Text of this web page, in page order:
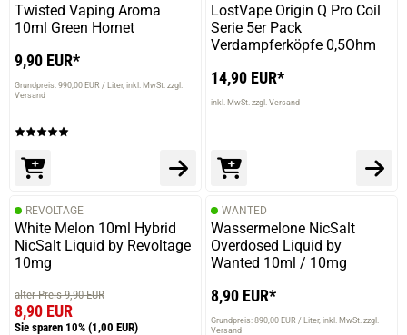
Twisted Vaping Aroma
10ml Green Hornet
9,90 EUR*
Grundpreis: 990,00 EUR / Liter inkl. MwSt. zzgl.
Versand
LostVape Origin Q Pro Coil
Serie 5er Pack
Verdampferköpfe 0,5Ohm
14,90 EUR*
inkl. MwSt. zzgl. Versand
REVOLTAGE
White Melon 10ml Hybrid
NicSalt Liquid by Revoltage
10mg
alter Preis 9,90 EUR
8,90 EUR
Sie sparen 10% (1,00 EUR)
WANTED
Wassermelone NicSalt
Overdosed Liquid by
Wanted 10ml / 10mg
8,90 EUR*
Grundpreis: 890,00 EUR / Liter inkl. MwSt. zzgl.
Versand